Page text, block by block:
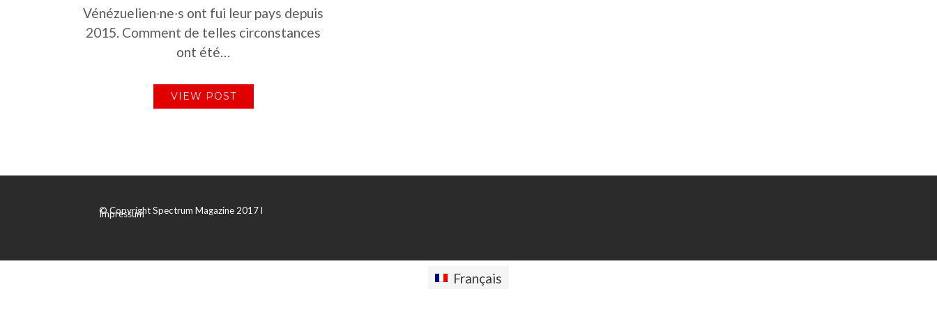
Vénézuelien∙ne∙s ont fui leur pays depuis
2015. Comment de telles circonstances
ont été…
VIEW POST
© Copyright Spectrum Magazine 2017 l
Impressum
Français